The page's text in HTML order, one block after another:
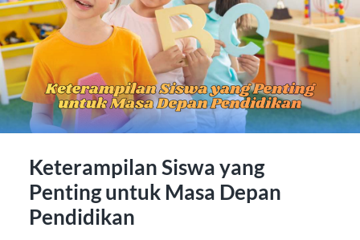
Keterampilan Siswa yang
Penting untuk Masa Depan
Pendidikan